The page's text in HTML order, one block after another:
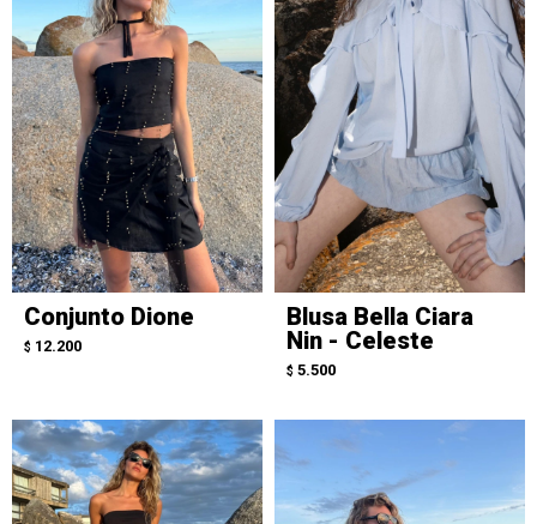
Conjunto Dione
$ 12.200
Blusa Bella Ciara
Nin - Celeste
$ 5.500